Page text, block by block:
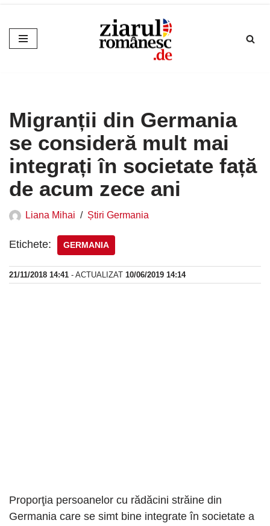
Sari
la
Migranții din Germania
se consideră mult mai
integrați în societate față
de acum zece ani
Liana Mihai Știri Germania
Etichete: GERMANIA
21/11/2018 14:41 - ACTUALIZAT 10/06/2019 14:14
Proporţia persoanelor cu rădăcini străine din
Germania care se simt bine integrate în societate a